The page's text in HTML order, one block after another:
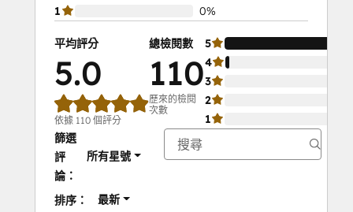
1
0%
平均評分
5.0
依據 110 個評分
總檢閱數
110
歷來的檢閱
次數
5
4
3
2
1
篩選
評
論：
所有星號
排序： 最新